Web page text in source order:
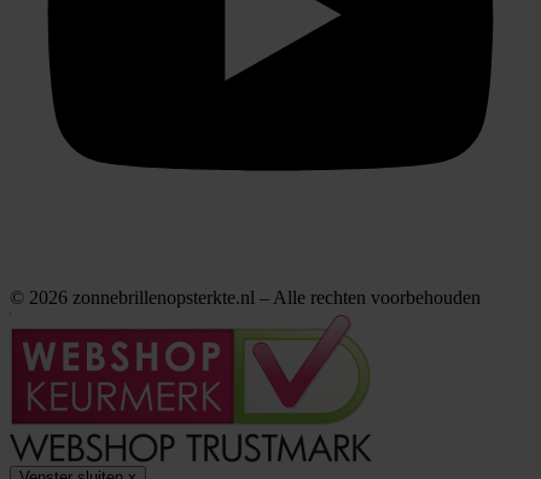
© 2026 zonnebrillenopsterkte.nl – Alle rechten voorbehouden